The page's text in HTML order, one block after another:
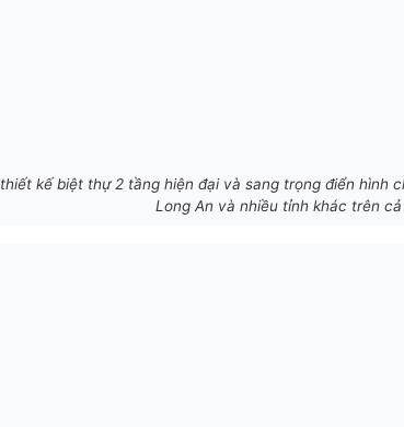
kế biệt thự 2 tầng hiện đại và sang trọng điển hình
Long An và nhiều tỉnh khác trên